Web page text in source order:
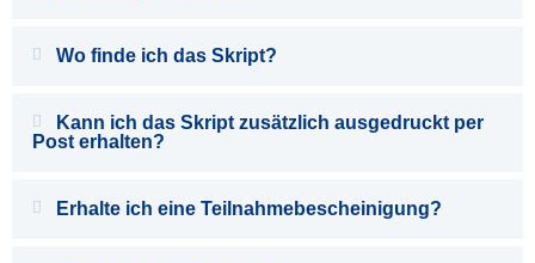
Wo finde ich das Skript?
Kann ich das Skript zusätzlich ausgedruckt per
Post erhalten?
Erhalte ich eine Teilnahmebescheinigung?